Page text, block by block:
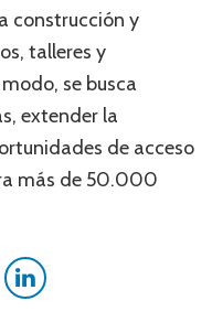
construcción y
talleres y
se busca
extender la
de acceso
más de 50.000